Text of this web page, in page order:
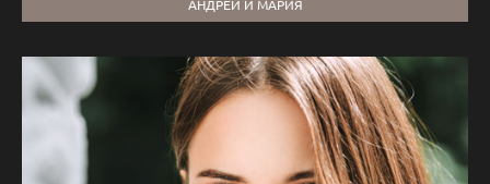
АНДРЕЙ И МАРИЯ